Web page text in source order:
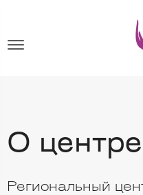
О центре
Региональный